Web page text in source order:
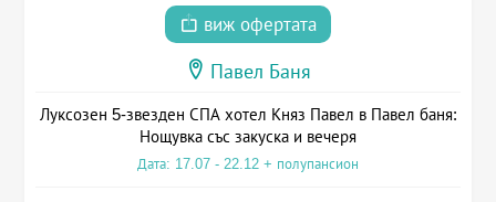
виж офертата
Павел Баня
Луксозен 5-звезден СПА хотел Княз Павел в Павел баня:
Нощувка със закуска и вечеря
Дата: 17.07 - 22.12 + полупансион